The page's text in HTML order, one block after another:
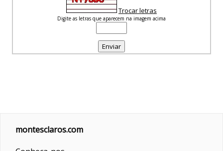
Trocar letras
Digite as letras que aparecem na imagem acima
montesclaros.com